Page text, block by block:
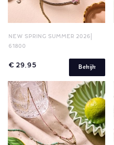
NEW SPRING SUMMER 2026
61800
€ 29,95 Bekijk